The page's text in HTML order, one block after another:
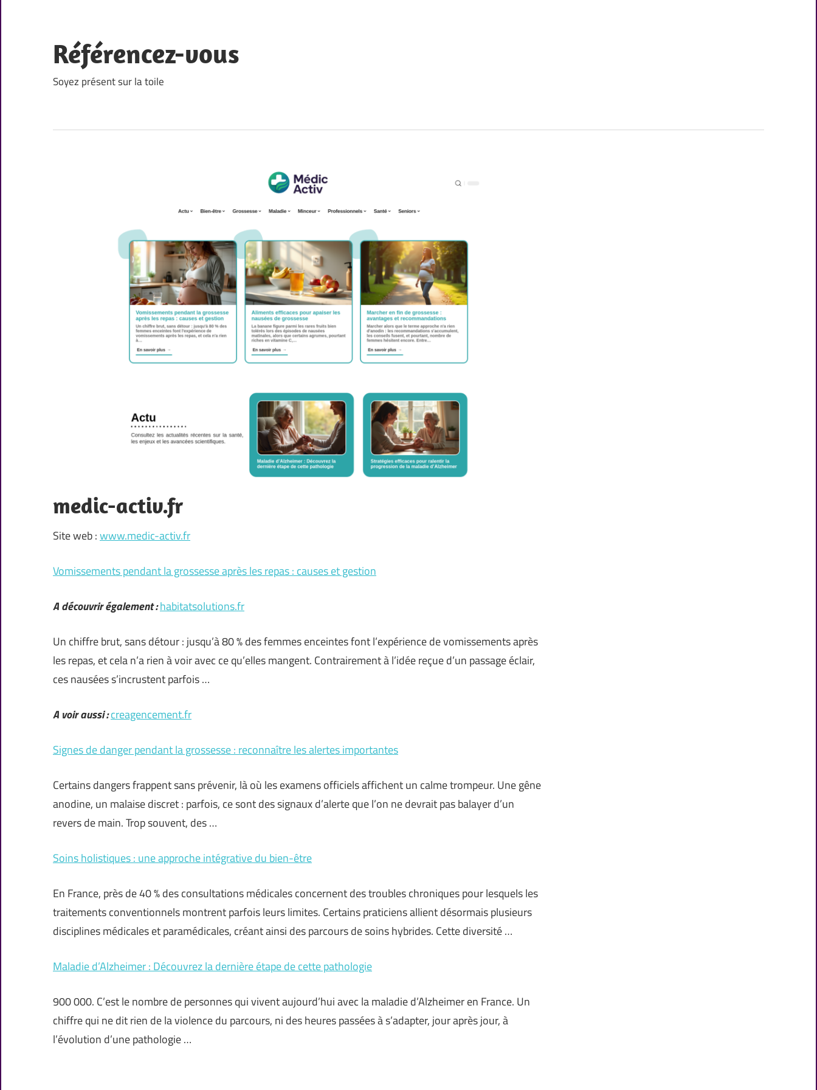
content
Référencez-vous
Soyez présent sur la toile
medic-activ.fr
Site web :www.medic-activ.fr
Vomissements pendant la grossesse après les repas : causes et gestion
A découvrir également :habitatsolutions.fr
Un chiffre brut, sans détour : jusqu’à 80 % des femmes enceintes font l’expérience de vomissements après
les repas, et cela n’a rien à voir avec ce qu’elles mangent. Contrairement à l’idée reçue d’un passage éclair,
ces nausées s’incrustent parfois …
A voir aussi :creagencement.fr
Signes de danger pendant la grossesse : reconnaître les alertes importantes
Certains dangers frappent sans prévenir, là où les examens officiels affichent un calme trompeur. Une gêne
anodine, un malaise discret : parfois, ce sont des signaux d’alerte que l’on ne devrait pas balayer d’un
revers de main. Trop souvent, des …
Soins holistiques : une approche intégrative du bien-être
En France, près de 40 % des consultations médicales concernent des troubles chroniques pour lesquels les
traitements conventionnels montrent parfois leurs limites. Certains praticiens allient désormais plusieurs
disciplines médicales et paramédicales, créant ainsi des parcours de soins hybrides. Cette diversité …
Maladie d’Alzheimer : Découvrez la dernière étape de cette pathologie
900 000. C’est le nombre de personnes qui vivent aujourd’hui avec la maladie d’Alzheimer en France. Un
chiffre qui ne dit rien de la violence du parcours, ni des heures passées à s’adapter, jour après jour, à
l’évolution d’une pathologie …